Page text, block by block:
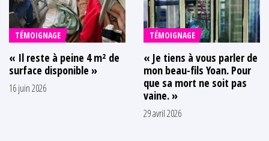
TÉMOIGNAGE
« Il reste à peine 4 m² de
surface disponible »
16 juin 2026
TÉMOIGNAGE
« Je tiens à vous parler de
mon beau-fils Yoan. Pour
que sa mort ne soit pas
vaine. »
29 avril 2026